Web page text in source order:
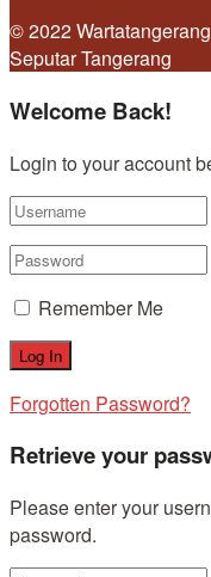
© 2022
Seputar Tangerang
Welcome Back!
Login to your account
Remember Me
Forgotten Password?
Retrieve your
Please enter your
password.